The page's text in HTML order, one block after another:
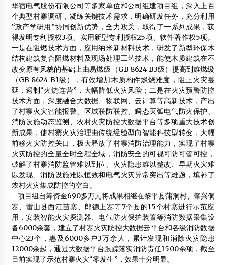
沈阳故宫门前禁行 “两坊”下月修完亮相
2015年5月11日
苏州皇家：生态屋在全国首个“住建部绿色建筑和生态智慧
城区展示教育基地”亮相
2013年7月2日
菲特威尔木屋加工防腐木步骤
2014年8月26日
青岛加德木业有限公司招聘木结构设计
2012年12月17日
专家解谜贵州地震轻伤亡原因：木结构房屋具抗震性
2015年4月1日
清华大学发布“中国木结构建筑比较”研究报告
2012年5月1日
福建哪里有做移动小木屋|福建移动小木屋
2014年9月1日
梁思成与他的时代7
2015年5月12日
华宿电气股份有限公司等多家单位和公司组建项目组，深入上百
个典型村寨调研，凝练关键技术需求，明确研发任务，充分利用
“政产学研用”协同创新优势，全力攻关，取得了一系列成果，获
得发明专利授权3项、实用新型专利授权25项、软件著作权5项。
一是在阻燃技术方面，应用纳米新材料技术，研发了新型环保木
结构建筑复合阻燃材料及现场处理工艺技术，能使木质建筑在不
改变原有风貌的基础上由易燃级（GB 8624 B3级）提高到难燃级
（GB 8624 B1级），有效增加木质构件燃烧难度，阻止火灾蔓
延，遏制“火烧连营”，大幅降低火灾风险；二是在火灾预警防控
技术方面，深度融合大数据、物联网、云计算等高新技术，产出
了村寨火灾智能报警、区域联防联控、瞬态灭弧电气防火保护、
消防设施动态监测、农村火灾防控大数据平台等多项重大技术创
新成果，使村寨火灾治理由传统经验型向智能科技型转变，大幅
前移火灾防控关口，极大释放了村寨消防治理能力，实现了村寨
火灾防控的全量全时全程全域，消防安全的可视可防可管可控，
破解了村寨消防监管难以到位、火灾隐患难以整改、早期火灾难
以发现、消防设施难以恒效和电气火灾异常突出等难题，填补了
农村火灾集成防控的空白。
项目组自筹资金690多万元将成果相继在黎平县蒲洞村、肇兴侗
寨、雷山县西江苗寨、郎德上寨等7个县的15个村寨进行示范应
用，安装智能火灾探测器、电气防火保护装置等消防数据采集设
备6000余套，建立了村寨火灾防控大数据云平台和各级消防数据
中心23个，惠及6000多户3万余人，累计发现和消除火灾隐患
12000余起，通过大数据平台跟踪落实消防责任1500余项，截至
目前实现了示范村寨火灾“零发生”，效果十分明显。